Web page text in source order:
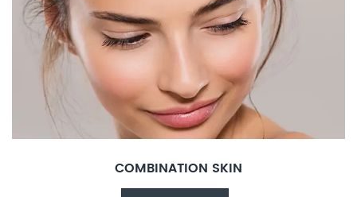
COMBINATION SKIN